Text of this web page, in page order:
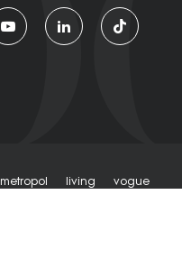
Metropol Living
Vogue